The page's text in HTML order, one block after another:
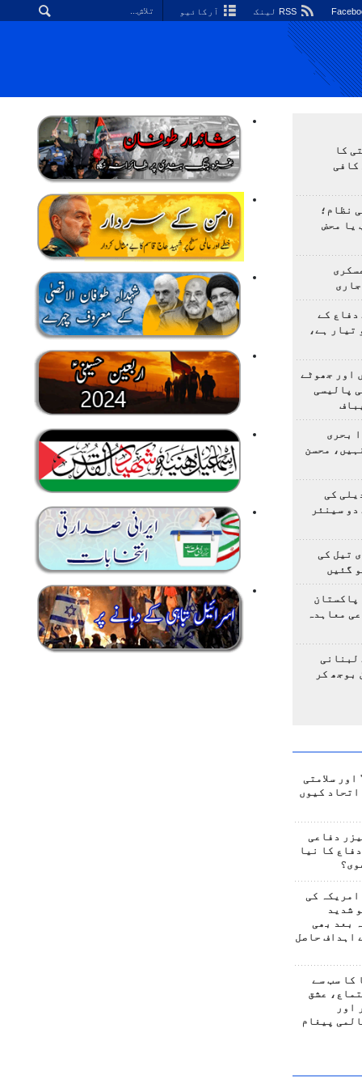
آرکائیو
کا
کافی
نظام؛
یا محض
دفاع کے
تیار ہے،
اور جھوٹے
پالیسی
بحری
محسن
کی
سینئر
تیل کی
گئیں
پاکستان
معاہدہ
لبنانی
بوجھ کر
سلامتی
اتحاد کیوں
دفاعی
کا نیا
امریکہ کی
شدید
بعد بھی
اہداف حاصل
کا سب سے
عشق
اور
پیغام